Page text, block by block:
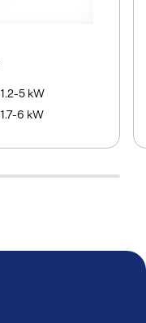
1.2-5 kW
1.7-6 kW